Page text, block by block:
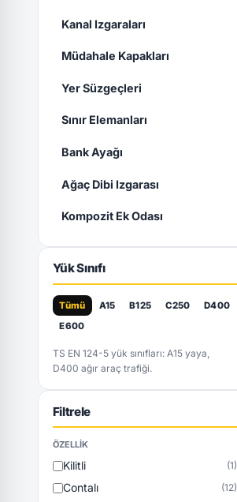
Kanal Izgaraları
Müdahale Kapakları
Yer Süzgeçleri
Sınır Elemanları
Bank Ayağı
Ağaç Dibi Izgarası
Kompozit Ek Odası
Yük Sınıfı
Tümü A15 B125 C250
D400
E600
TS EN 124-5 yük sınıfları: A15 yaya,
D400 ağır araç trafiği.
Filtrele
ÖZELLIK
Kilitli (1)
Contalı (12)